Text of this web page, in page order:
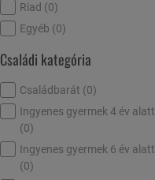
Riad (0)
Egyéb (0)
Családi kategória
Családbarát (0)
Ingyenes gyermek 4 év alatt
(0)
Ingyenes gyermek 6 év alatt
(0)